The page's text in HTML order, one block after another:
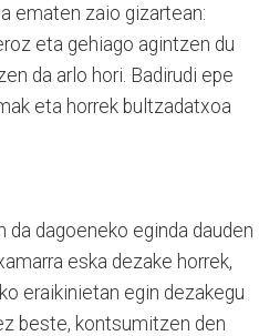
ematen zaio gizartean:
eta gehiago agintzen du
da arlo hori. Badirudi epe
eta horrek bultzadatxoa
dagoeneko eginda dauden
eska dezake horrek,
eraikinietan egin dezakegu
beste, kontsumitzen den